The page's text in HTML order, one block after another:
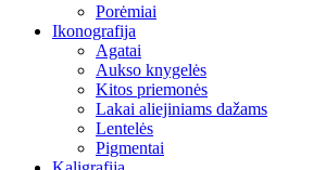
Porėmiai
Ikonografija
Agatai
Aukso knygelės
Kitos priemonės
Lakai aliejiniams dažams
Lentelės
Pigmentai